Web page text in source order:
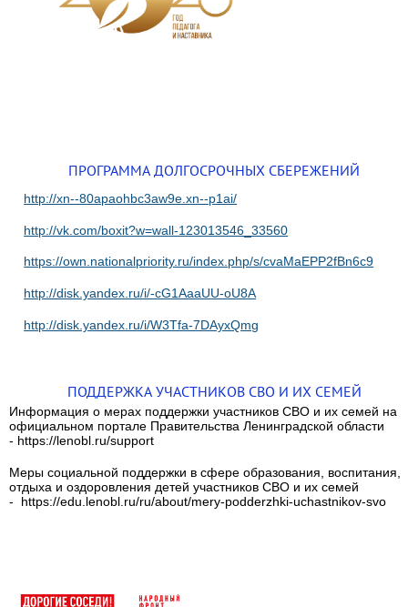
ПРОГРАММА ДОЛГОСРОЧНЫХ СБЕРЕЖЕНИЙ
http://xn--80apaohbc3aw9e.xn--p1ai/
http://vk.com/boxit?w=wall-123013546_33560
https://own.nationalpriority.ru/index.php/s/cvaMaEPP2fBn6c9
http://disk.yandex.ru/i/-cG1AaaUU-oU8A
http://disk.yandex.ru/i/W3Tfa-7DAyxQmg
ПОДДЕРЖКА УЧАСТНИКОВ СВО И ИХ СЕМЕЙ
Информация о мерах поддержки участников СВО и их семей на
официальном портале Правительства Ленинградской области
- https://lenobl.ru/support
Меры социальной поддержки в сфере образования, воспитания,
отдыха и оздоровления детей участников СВО и их семей
- https://edu.lenobl.ru/ru/about/mery-podderzhki-uchastnikov-svo